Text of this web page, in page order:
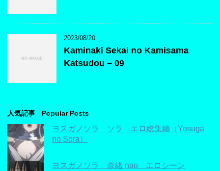
2023/08/20
Kaminaki Sekai no Kamisama
Katsudou – 09
人気記事 Popular Posts
ヨスガノソラ ソラ エロ総集編（Yosuga
no Sora）
ヨスガノソラ 奈緒 nao エロシーン